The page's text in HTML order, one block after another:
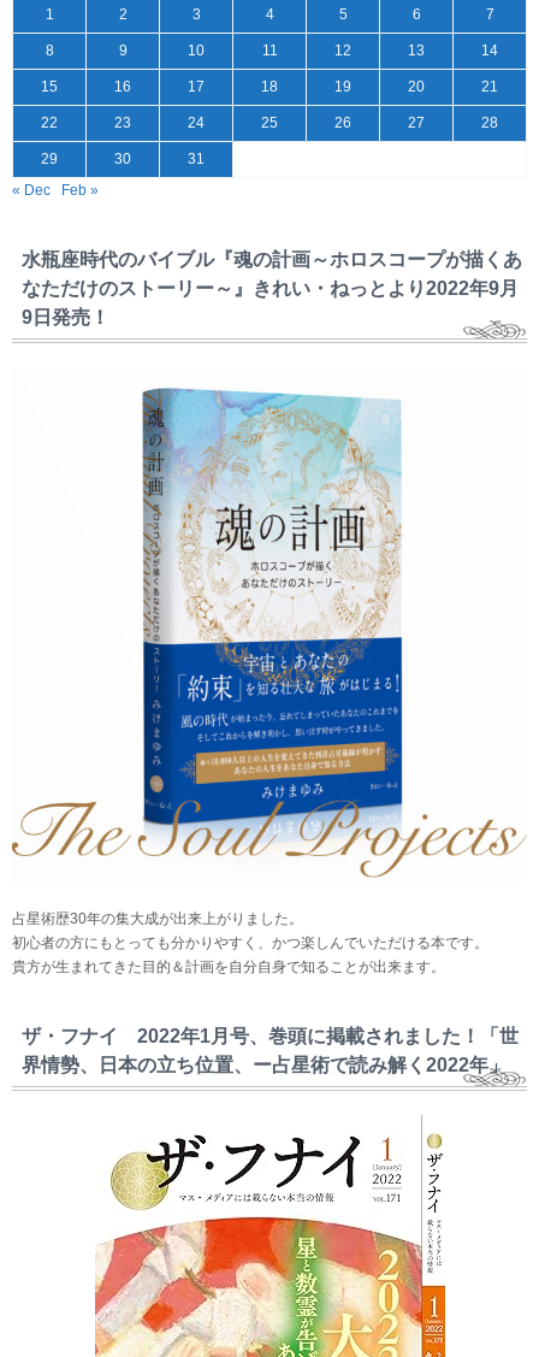
1 2 3 4 5 6 7
8 9 10 11 12 13 14
15 16 17 18 19 20 21
22 23 24 25 26 27 28
29 30
31
« Dec
Feb »
水瓶座時代のバイブル『魂の計画～ホロスコープが描くあ
なただけのストーリー～』きれい・ねっとより2022年9月
9日発売！
占星術歴30年の集大成が出来上がりました。
初心者の方にもとっても分かりやすく、かつ楽しんでいただける本です。
貴方が生まれてきた目的＆計画を自分自身で知ることが出来ます。
ザ・フナイ 2022年1月号、巻頭に掲載されました！「世
界情勢、日本の立ち位置、ー占星術で読み解く2022年」